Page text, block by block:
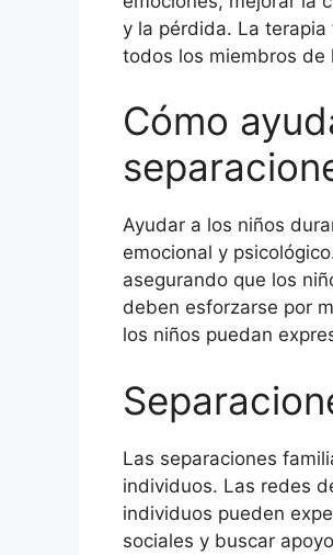
y la pérdida. La
todos los miembros de
Cómo
Ayudar a los niños
emocional y
asegurando que los
deben esforzarse por
los niños puedan
Las separaciones
individuos. Las redes
individuos pueden
sociales y buscar